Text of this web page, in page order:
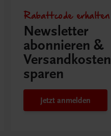
Rabattcode erhalten
Newsletter
abonnieren &
Versandkosten
sparen
Jetzt anmelden